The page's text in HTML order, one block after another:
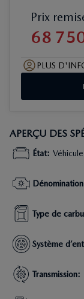
Prix
68
PLUS
APERÇU DES
État:
Type de
Système
Transmission: